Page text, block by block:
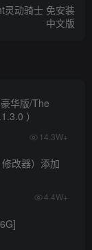
灵动骑士 免安装
中文版
华版/The
）
14.3W+
改器）添加
4.4W+